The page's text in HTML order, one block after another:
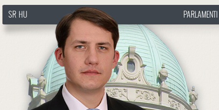
http://www.pasztorbalint.rs/hu
SR HU